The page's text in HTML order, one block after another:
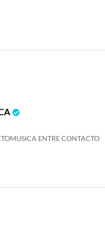
ENTRE CONTACTO